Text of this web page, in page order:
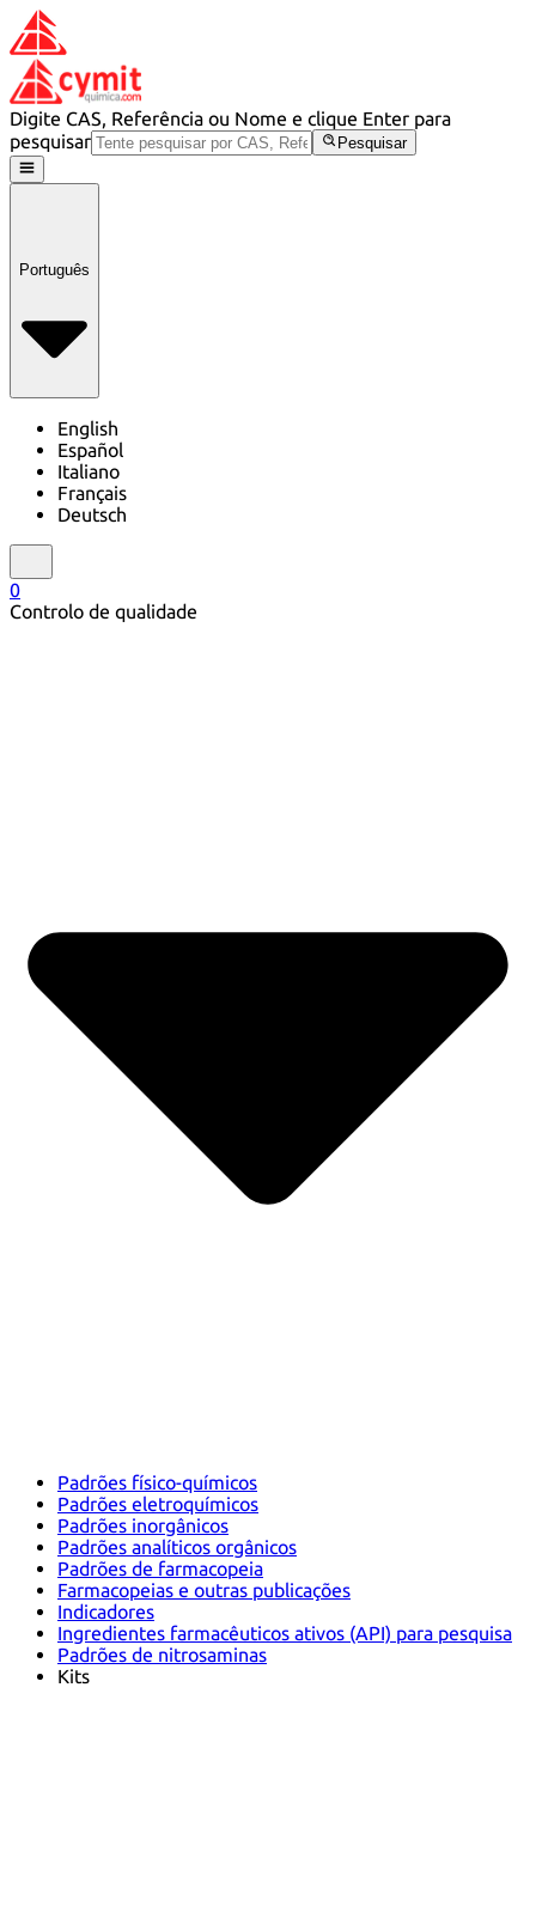
Digite CAS, Referência ou Nome e clique Enter para
pesquisar
Pesquisar
Português
English
Español
Italiano
Français
Deutsch
0
Controlo de qualidade
Padrões físico-químicos
Padrões eletroquímicos
Padrões inorgânicos
Padrões analíticos orgânicos
Padrões de farmacopeia
Farmacopeias e outras publicações
Indicadores
Ingredientes farmacêuticos ativos (API) para pesquisa
Padrões de nitrosaminas
Kits